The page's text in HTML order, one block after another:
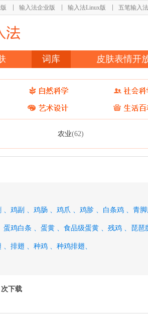
输入法企业版 输入法Linux版 五笔输入法
词库 皮肤表情开
农业(62)
鸡副 、 鸡肠 、 鸡爪 、 鸡胗 、 白条鸡 、 青
蛋鸡白条 、 蛋黄 、 食品级蛋黄 、 残鸡 、 琵琶
排翅 、 种鸡 、 种鸡排翅、
次下载